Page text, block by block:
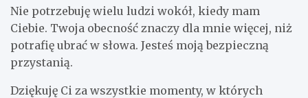
Nie potrzebuję wielu ludzi wokół, kiedy mam
Ciebie. Twoja obecność znaczy dla mnie więcej, niż
potrafię ubrać w słowa. Jesteś moją bezpieczną
przystanią.
Dziękuję Ci za wszystkie momenty, w których